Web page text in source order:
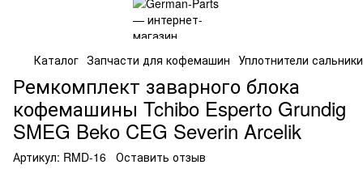
Каталог Запчасти для кофемашин Уплотнители
Ремкомплект заварного блока
кофемашины Tchibo Esperto Grundig
SMEG Beko CEG Severin Arcelik
Артикул: RMD-16 Оставить отзыв